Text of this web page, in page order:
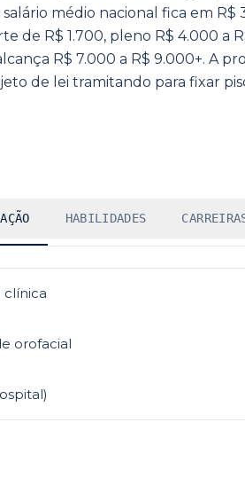
salário médio nacional fica em
de R$ 1.700, pleno R$ 4.000 a
R$ 7.000 a R$ 9.000+. A
de lei tramitando para fixar
HABILIDADES
clínica
orofacial